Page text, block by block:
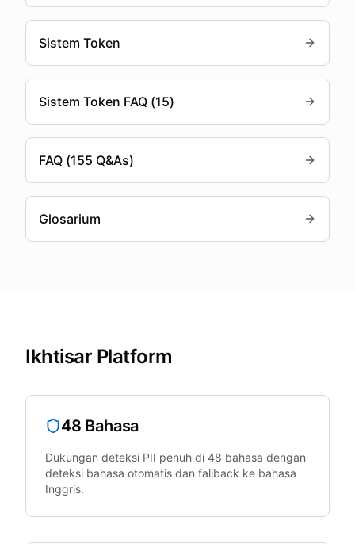
Sistem Token
Sistem Token FAQ (15)
FAQ (155 Q&As)
Glosarium
Ikhtisar Platform
48 Bahasa
Dukungan deteksi PII penuh di 48 bahasa dengan
deteksi bahasa otomatis dan fallback ke bahasa
Inggris.